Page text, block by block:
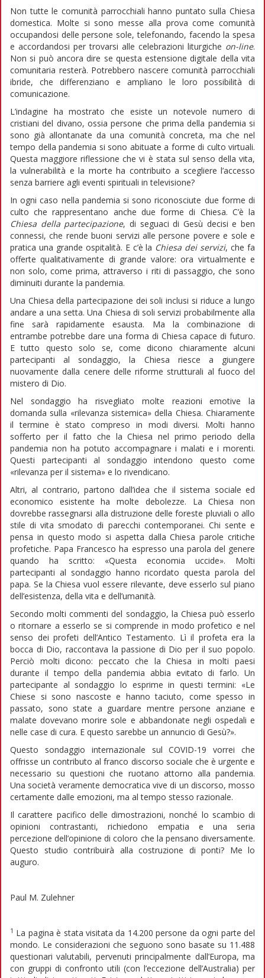
Non tutte le comunità parrocchiali hanno puntato sulla Chiesa
domestica. Molte si sono messe alla prova come comunità
occupandosi delle persone sole, telefonando, facendo la spesa
e accordandosi per trovarsi alle celebrazioni liturgiche on-line.
Non si può ancora dire se questa estensione digitale della vita
comunitaria resterà. Potrebbero nascere comunità parrocchiali
ibride, che differenziano e ampliano le loro possibilità di
comunicazione.
L’indagine ha mostrato che esiste un notevole numero di
cristiani del divano, ossia persone che prima della pandemia si
sono già allontanate da una comunità concreta, ma che nel
tempo della pandemia si sono abituate a forme di culto virtuali.
Questa maggiore riflessione che vi è stata sul senso della vita,
la vulnerabilità e la morte ha contribuito a scegliere l’accesso
senza barriere agli eventi spirituali in televisione?
In ogni caso nella pandemia si sono riconosciute due forme di
culto che rappresentano anche due forme di Chiesa. C’è la
Chiesa della partecipazione, di seguaci di Gesù decisi e ben
connessi, che rende buoni servizi alle persone povere e sole e
pratica una grande ospitalità. E c’è la Chiesa dei servizi, che fa
offerte qualitativamente di grande valore: ora virtualmente e
non solo, come prima, attraverso i riti di passaggio, che sono
diminuiti durante la pandemia.
Una Chiesa della partecipazione dei soli inclusi si riduce a lungo
andare a una setta. Una Chiesa di soli servizi probabilmente alla
fine sarà rapidamente esausta. Ma la combinazione di
entrambe potrebbe dare una forma di Chiesa capace di futuro.
E tutto questo solo se, come dicono chiaramente alcuni
partecipanti al sondaggio, la Chiesa riesce a giungere
nuovamente dalla cenere delle riforme strutturali al fuoco del
mistero di Dio.
Nel sondaggio ha risvegliato molte reazioni emotive la
domanda sulla «rilevanza sistemica» della Chiesa. Chiaramente
il termine è stato compreso in modi diversi. Molti hanno
sofferto per il fatto che la Chiesa nel primo periodo della
pandemia non ha potuto accompagnare i malati e i morenti.
Questi partecipanti al sondaggio intendono questo come
«rilevanza per il sistema» e lo rivendicano.
Altri, al contrario, partono dall’idea che il sistema sociale ed
economico esistente ha molte debolezze. La Chiesa non
dovrebbe rassegnarsi alla distruzione delle foreste pluviali o allo
stile di vita smodato di parecchi contemporanei. Chi sente e
pensa in questo modo si aspetta dalla Chiesa parole critiche
profetiche. Papa Francesco ha espresso una parola del genere
quando ha scritto: «Questa economia uccide». Molti
partecipanti al sondaggio hanno ricordato questa parola del
papa. Se la Chiesa vuol essere rilevante, deve esserlo sul piano
dell’esistenza, della vita e dell’umanità.
Secondo molti commenti del sondaggio, la Chiesa può esserlo
o ritornare a esserlo se si comprende in modo profetico e nel
senso dei profeti dell’Antico Testamento. Lì il profeta era la
bocca di Dio, raccontava la passione di Dio per il suo popolo.
Perciò molti dicono: peccato che la Chiesa in molti paesi
durante il tempo della pandemia abbia evitato di farlo. Un
partecipante al sondaggio lo esprime in questi termini: «Le
Chiese si sono nascoste e hanno taciuto, come spesso in
passato, sono state a guardare mentre persone anziane e
malate dovevano morire sole e abbandonate negli ospedali e
nelle case di cura. E questo sarebbe un annuncio di Gesù?».
Questo sondaggio internazionale sul COVID-19 vorrei che
offrisse un contributo al franco discorso sociale che è urgente e
necessario su questioni che ruotano attorno alla pandemia.
Una società veramente democratica vive di un discorso, mosso
certamente dalle emozioni, ma al tempo stesso razionale.
Il carattere pacifico delle dimostrazioni, nonché lo scambio di
opinioni contrastanti, richiedono empatia e una seria
percezione dell’opinione di coloro che la pensano diversamente.
Questo studio contribuirà alla costruzione di ponti? Me lo
auguro.
Paul M. Zulehner
1 La pagina è stata visitata da 14.200 persone da ogni parte del
mondo. Le considerazioni che seguono sono basate su 11.488
questionari valutabili, pervenuti principalmente dall’Europa, ma
con gruppi di confronto utili (con l’eccezione dell’Australia) per